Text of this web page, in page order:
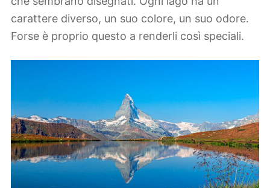
carattere diverso, un suo colore, un suo odore.
Forse è proprio questo a renderli così speciali.